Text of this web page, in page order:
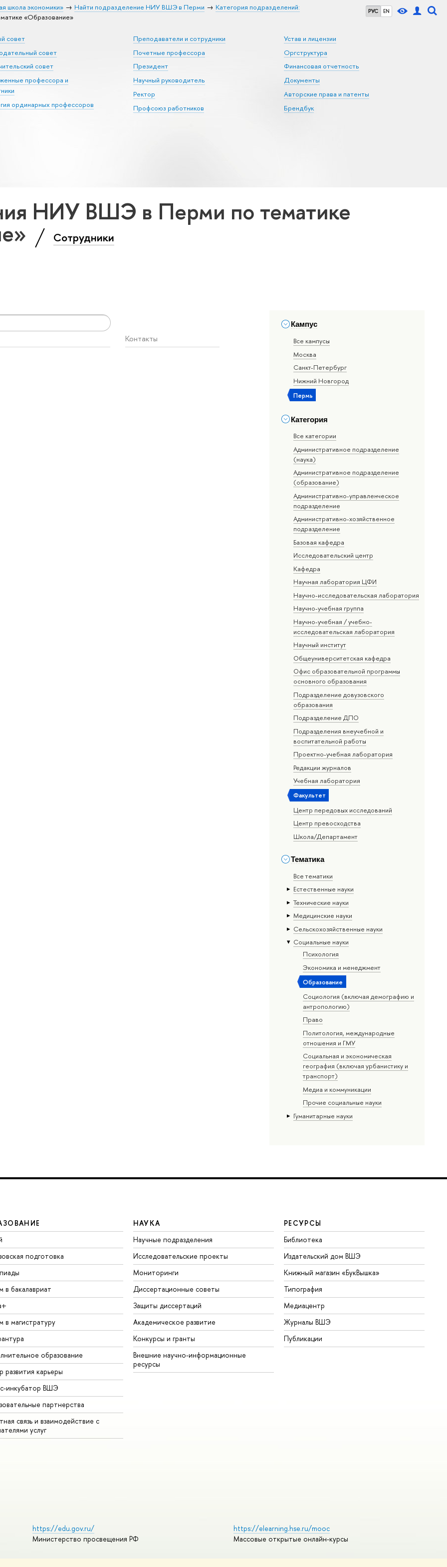
РУС EN
школа экономики» Найти подразделение НИУ ВШЭ в Перми
Категория подразделений:
«Образование»
совет
совет
совет
профессора и
ординарных профессоров
Преподаватели и сотрудники
Почетные профессора
Президент
Научный руководитель
Ректор
Профсоюз работников
Устав и лицензии
Оргструктура
Финансовая отчетность
Документы
Авторские права и патенты
Брендбук
НИУ ВШЭ в Перми по тематике
Сотрудники
Кампус
Все кампусы
Москва
Санкт-Петербург
Нижний Новгород
Пермь
Категория
Все категории
Административное подразделение
(наука)
Административное подразделение
(образование)
Административно-управленческое
подразделение
Административно-хозяйственное
подразделение
Базовая кафедра
Исследовательский центр
Кафедра
Научная лаборатория ЦФИ
Научно-исследовательская лаборатория
Научно-учебная группа
Научно-учебная / учебно-
исследовательская лаборатория
Научный институт
Общеуниверситетская кафедра
Офис образовательной программы
основного образования
Подразделение довузовского
образования
Подразделение ДПО
Подразделения внеучебной и
воспитательной работы
Проектно-учебная лаборатория
Редакции журналов
Учебная лаборатория
Факультет
Центр передовых исследований
Центр превосходства
Школа/Департамент
Тематика
Все тематики
Естественные науки
Тех­ничес­кие науки
Медицинские науки
Сельскохозяйственные науки
Социальные науки
Психология
Экономика и менеджмент
Образование
Социология (включая демографию и
антропологию)
Право
Политология, международные
отношения и ГМУ
Социальная и экономическая
география (включая урбанистику и
транспорт)
Медиа и коммуникации
Прочие социальные науки
Гуманитарные науки
Контакты
подготовка
в бакалавриат
в магистратуру
образование
развития карьеры
инкубатор ВШЭ
партнерства
связь и взаимодействие с
услуг
НАУКА
Научные подразделения
Исследовательские проекты
Мониторинги
Диссертационные советы
Защиты диссертаций
Академическое развитие
Конкурсы и гранты
Внешние научно-информационные
ресурсы
РЕСУРСЫ
Библиотека
Издательский дом ВШЭ
Книжный магазин «БукВышка»
Типография
Медиацентр
Журналы ВШЭ
Публикации
https://edu.gov.ru/
Министерство просвещения РФ
https://elearning.hse.ru/mooc
Массовые открытые онлайн-курсы